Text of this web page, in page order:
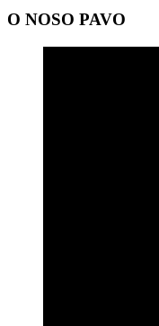
O NOSO PAVO